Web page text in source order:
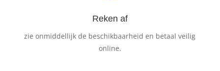
Reken af
zie onmiddellijk de beschikbaarheid en betaal veilig
online.